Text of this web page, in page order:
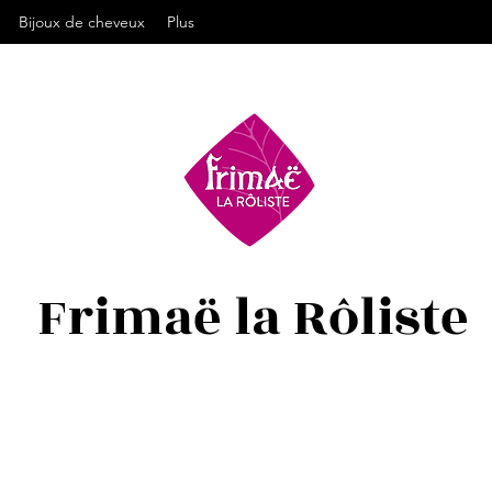
Bijoux de cheveux Plus
Frimaë la Rôliste